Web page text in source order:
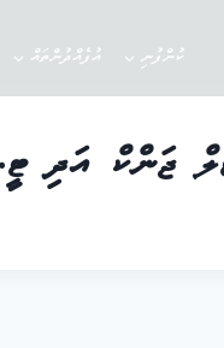
ކުންފުނި އުފެއްދުންތައް
ޖަންކް އަދި